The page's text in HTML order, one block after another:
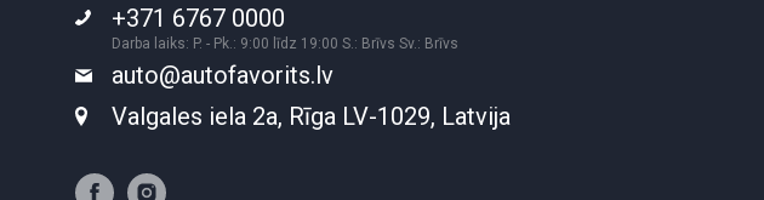
+371 6767 0000
Darba laiks: P. - Pk.: 9:00 līdz 19:00 S.: Brīvs Sv.: Brīvs
auto@autofavorits.lv
Valgales iela 2a, Rīga LV-1029, Latvija